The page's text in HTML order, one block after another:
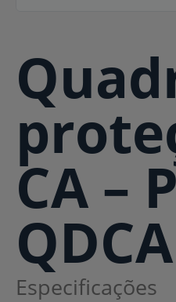
CA –
Especificações